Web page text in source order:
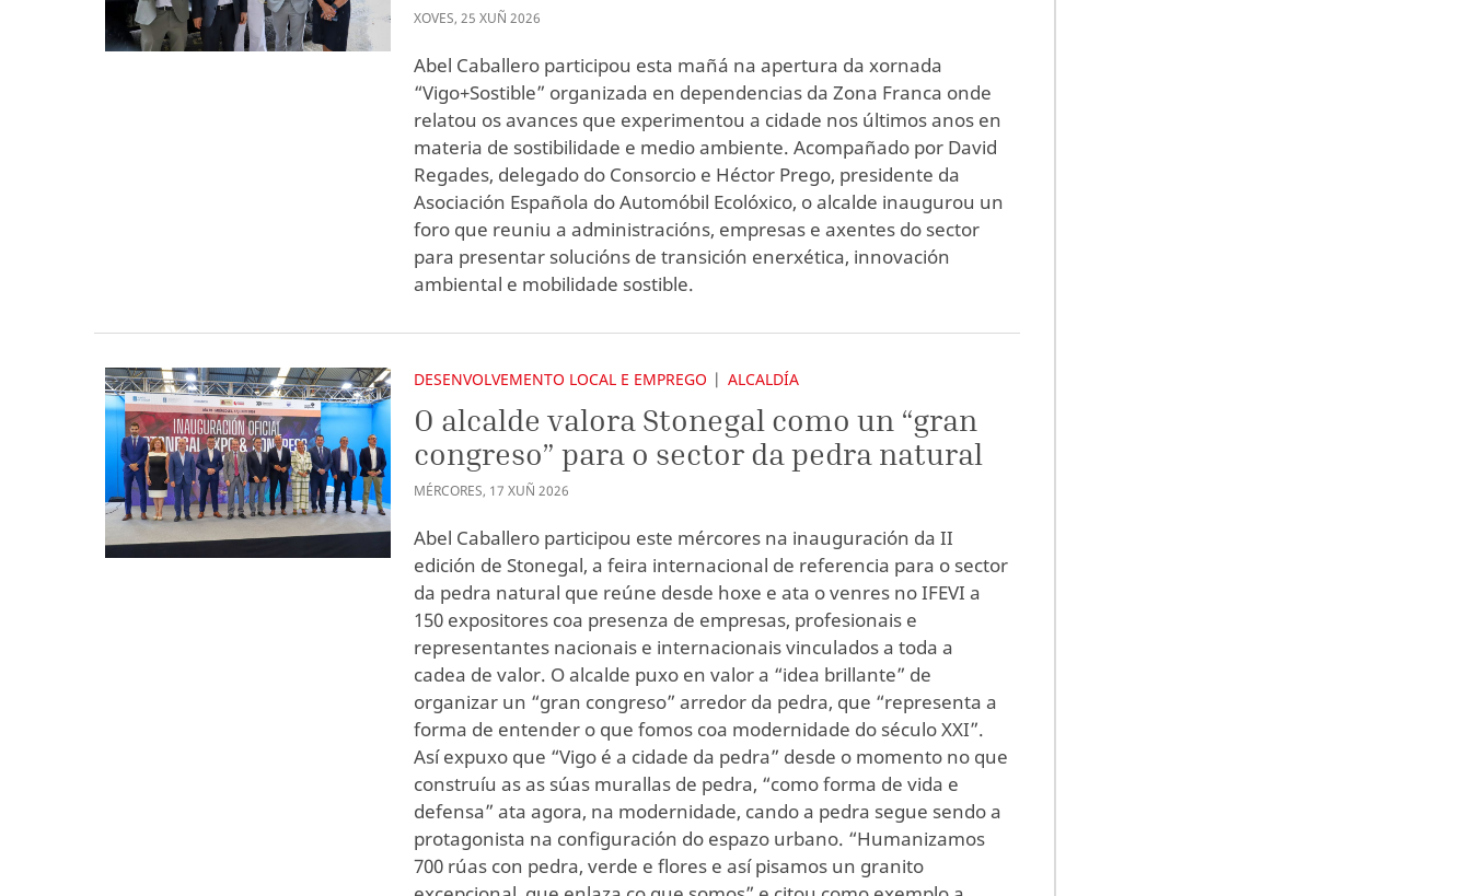
XOVES,25 XUÑ 2026
Abel Caballero participou esta mañá na apertura da xornada
“Vigo+Sostible” organizada en dependencias da Zona Franca onde
relatou os avances que experimentou a cidade nos últimos anos en
materia de sostibilidade e medio ambiente. Acompañado por David
Regades, delegado do Consorcio e Héctor Prego, presidente da
Asociación Española do Automóbil Ecolóxico, o alcalde inaugurou un
foro que reuniu a administracións, empresas e axentes do sector
para presentar solucións de transición enerxética, innovación
ambiental e mobilidade sostible.
DESENVOLVEMENTO LOCAL E EMPREGO ALCALDÍA
O alcalde valora Stonegal como un “gran
congreso” para o sector da pedra natural
MÉRCORES, 17 XUÑ 2026
Abel Caballero participou este mércores na inauguración da II
edición de Stonegal, a feira internacional de referencia para o sector
da pedra natural que reúne desde hoxe e ata o venres no IFEVI a
150 expositores coa presenza de empresas, profesionais e
representantes nacionais e internacionais vinculados a toda a
cadea de valor. O alcalde puxo en valor a “idea brillante” de
organizar un “gran congreso” arredor da pedra, que “representa a
forma de entender o que fomos coa modernidade do século XXI”.
Así expuxo que “Vigo é a cidade da pedra” desde o momento no que
construíu as as súas murallas de pedra, “como forma de vida e
defensa” ata agora, na modernidade, cando a pedra segue sendo a
protagonista na configuración do espazo urbano. “Humanizamos
700 rúas con pedra, verde e flores e así pisamos un granito